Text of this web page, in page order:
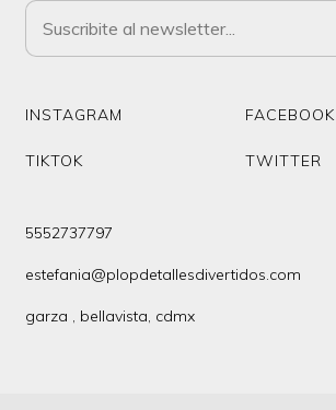
INSTAGRAM FACEBOOK
TIKTOK TWITTER
5552737797
estefania@plopdetallesdivertidos.com
garza , bellavista, cdmx